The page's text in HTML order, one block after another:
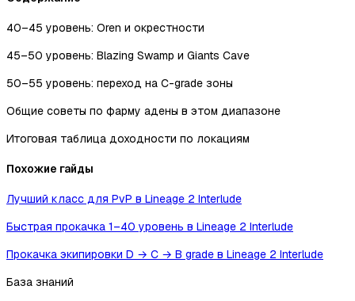
40–45 уровень: Oren и окрестности
45–50 уровень: Blazing Swamp и Giants Cave
50–55 уровень: переход на C-grade зоны
Общие советы по фарму адены в этом диапазоне
Итоговая таблица доходности по локациям
Похожие гайды
Лучший класс для PvP в Lineage 2 Interlude
Быстрая прокачка 1–40 уровень в Lineage 2 Interlude
Прокачка экипировки D → C → B grade в Lineage 2 Interlude
База знаний